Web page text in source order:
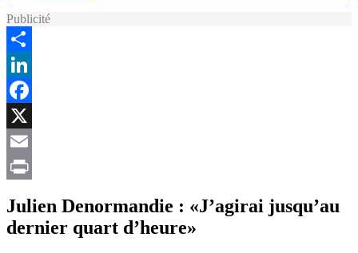
Publicité
Share
LinkedIn
Facebook
X
Email
Julien Denormandie : «J’agirai jusqu’au
dernier quart d’heure»